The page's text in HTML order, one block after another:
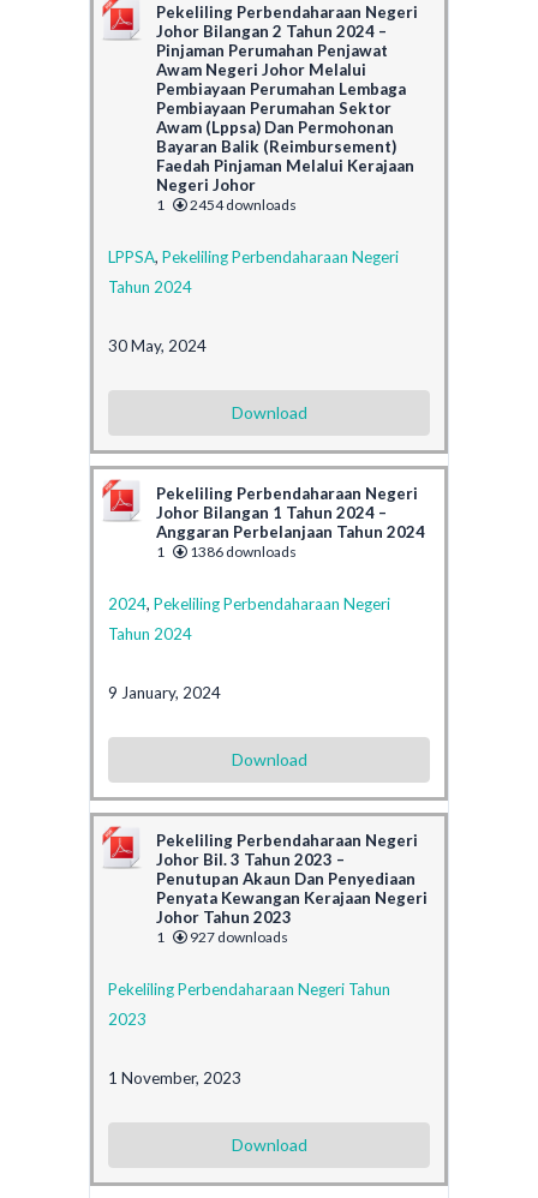
Pekeliling Perbendaharaan Negeri
Johor Bilangan 2 Tahun 2024 –
Pinjaman Perumahan Penjawat
Awam Negeri Johor Melalui
Pembiayaan Perumahan Lembaga
Pembiayaan Perumahan Sektor
Awam (Lppsa) Dan Permohonan
Bayaran Balik (Reimbursement)
Faedah Pinjaman Melalui Kerajaan
Negeri Johor
1 2454 downloads
LPPSA, Pekeliling Perbendaharaan Negeri
Tahun 2024
30 May, 2024
Download
Pekeliling Perbendaharaan Negeri
Johor Bilangan 1 Tahun 2024 –
Anggaran Perbelanjaan Tahun 2024
1 1386 downloads
2024, Pekeliling Perbendaharaan Negeri
Tahun 2024
9 January, 2024
Download
Pekeliling Perbendaharaan Negeri
Johor Bil. 3 Tahun 2023 –
Penutupan Akaun Dan Penyediaan
Penyata Kewangan Kerajaan Negeri
Johor Tahun 2023
1 927 downloads
Pekeliling Perbendaharaan Negeri Tahun
2023
1 November, 2023
Download